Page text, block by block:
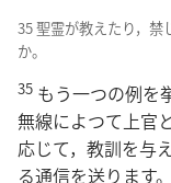
35 聖霊が教えたり，
か。
35 もう一つの例を
無線によつて上官
応じて，教訓を与
る通信を送ります